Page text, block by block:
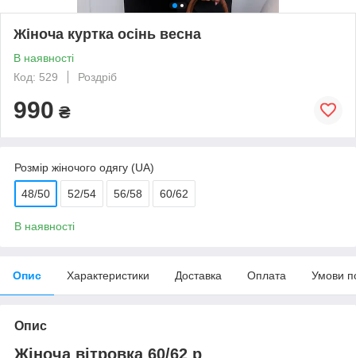
Жіноча куртка осінь весна
В наявності
Код: 529
Роздріб
990 ₴
Розмір жіночого одягу (UA)
48/50 52/54 56/58 60/62
В наявності
Опис Характеристики Доставка Оплата Умови
Опис
Жіноча вітровка 60/62 р